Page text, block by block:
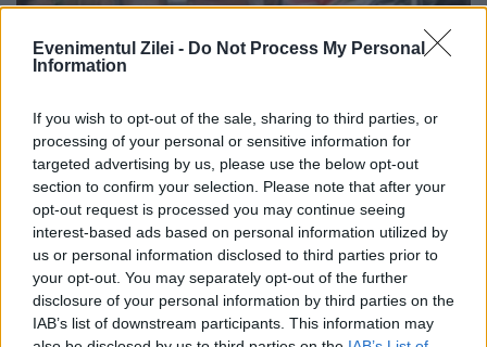
Evenimentul Zilei - Do Not Process My Personal
Information
If you wish to opt-out of the sale, sharing to third parties, or
processing of your personal or sensitive information for
targeted advertising by us, please use the below opt-out
section to confirm your selection. Please note that after your
opt-out request is processed you may continue seeing
interest-based ads based on personal information utilized by
us or personal information disclosed to third parties prior to
your opt-out. You may separately opt-out of the further
disclosure of your personal information by third parties on the
IAB’s list of downstream participants. This information may
PROCESUL ZILEI. Dan Voiculescu vrea
să fie liber, dar nu s-a prezentat în fața